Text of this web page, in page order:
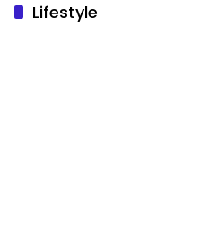
Lifestyle